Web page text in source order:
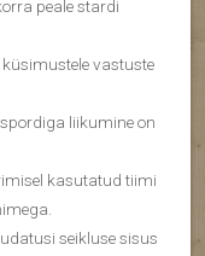
peale stardi
vastuste
liikumine on
kasutatud tiimi
seikluse sisus